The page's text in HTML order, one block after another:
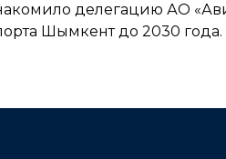
делегацию АО
Шымкент до 2030 года.